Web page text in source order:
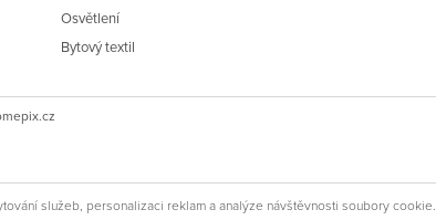
Osvětlení
Bytový textil
služeb, personalizaci reklam a analýze návštěvnosti soubory